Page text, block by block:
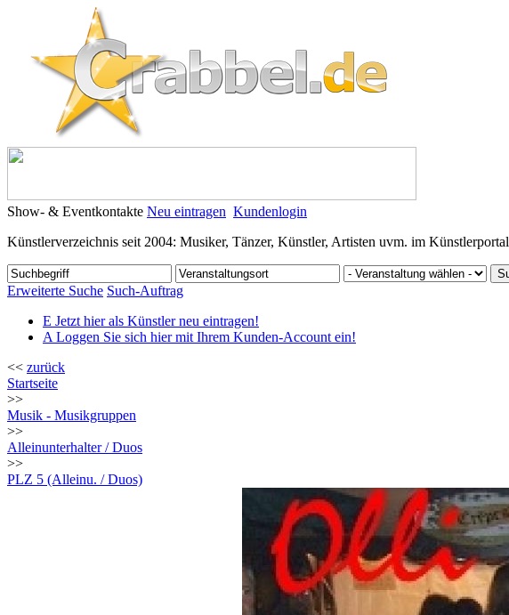
Show- & Eventkontakte Neu eintragen Kundenlogin
Künstlerverzeichnis seit 2004: Musiker, Tänzer, Künstler, Artisten uvm. im Künstlerportal
Erweiterte Suche Such-Auftrag
E Jetzt hier als Künstler neu eintragen!
A Loggen Sie sich hier mit Ihrem Kunden-Account ein!
<< zurück
Startseite
>>
Musik - Musikgruppen
>>
Alleinunterhalter / Duos
>>
PLZ 5 (Alleinu. / Duos)